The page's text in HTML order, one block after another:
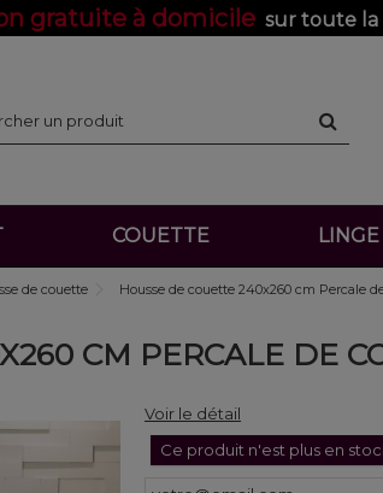
gratuite à domicile sur toute
COUETTE
de couette Housse de couette 240x260 cm Percale
CM PERCALE DE
Voir le détail
Ce produit n'est plus en